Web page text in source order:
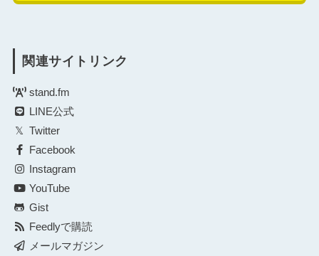
関連サイトリンク
stand.fm
LINE公式
Twitter
Facebook
Instagram
YouTube
Gist
Feedlyで購読
メールマガジン